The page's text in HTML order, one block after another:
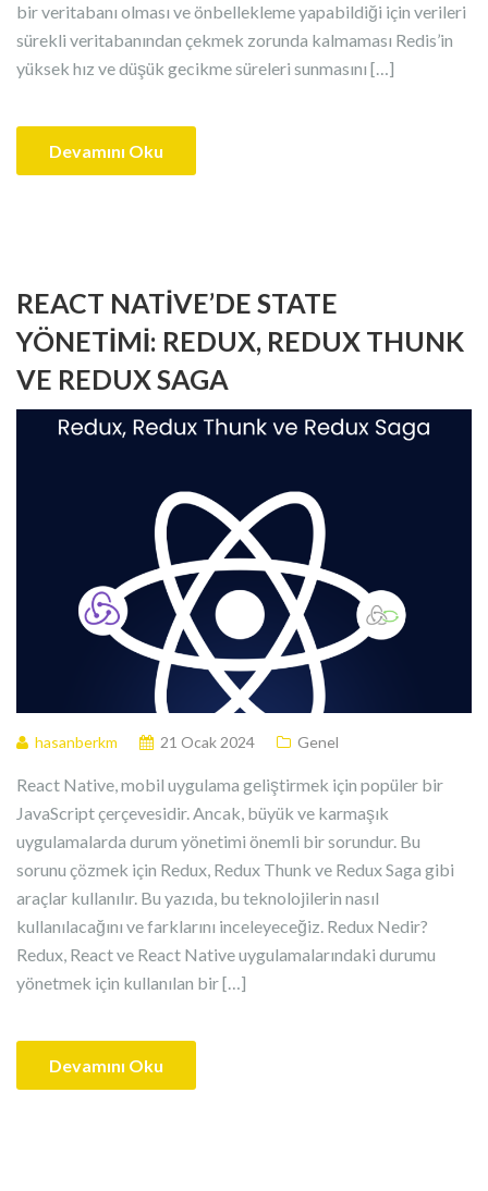
bir veritabanı olması ve önbellekleme yapabildiği için verileri
sürekli veritabanından çekmek zorunda kalmaması Redis’in
yüksek hız ve düşük gecikme süreleri sunmasını […]
Devamını Oku
REACT NATIVE’DE STATE
YÖNETIMI: REDUX, REDUX THUNK
VE REDUX SAGA
hasanberkm 21 Ocak 2024 Genel
React Native, mobil uygulama geliştirmek için popüler bir
JavaScript çerçevesidir. Ancak, büyük ve karmaşık
uygulamalarda durum yönetimi önemli bir sorundur. Bu
sorunu çözmek için Redux, Redux Thunk ve Redux Saga gibi
araçlar kullanılır. Bu yazıda, bu teknolojilerin nasıl
kullanılacağını ve farklarını inceleyeceğiz. Redux Nedir?
Redux, React ve React Native uygulamalarındaki durumu
yönetmek için kullanılan bir […]
Devamını Oku